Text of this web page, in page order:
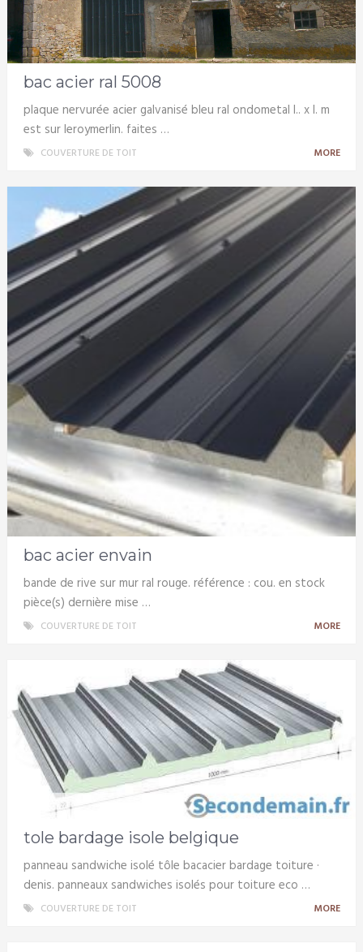
bac acier ral 5008
plaque nervurée acier galvanisé bleu ral ondometal l.. x l. m
est sur leroymerlin. faites …
COUVERTURE DE TOIT MORE
bac acier envain
bande de rive sur mur ral rouge. référence : cou. en stock
pièce(s) dernière mise …
COUVERTURE DE TOIT MORE
tole bardage isole belgique
panneau sandwiche isolé tôle bacacier bardage toiture ·
denis. panneaux sandwiches isolés pour toiture eco …
COUVERTURE DE TOIT MORE